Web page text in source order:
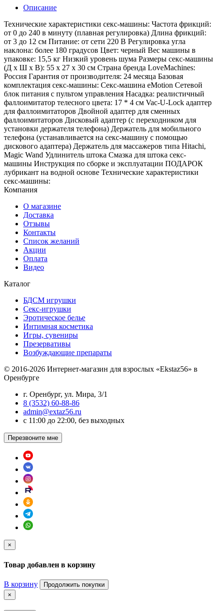
Описание
Технические характеристики секс-машины: Частота фрикций:
от 0 до 240 в минуту (плавная регулировка) Длина фрикций:
от 3 до 12 см Питание: от сети 220 В Регулировка угла
наклона: более 180 градусов Цвет: черный Вес машины в
упаковке: 15,5 кг Низкий уровень шума Размеры секс-машины
(Д х Ш х В): 55 x 27 x 30 см Страна бренда LoveMachines:
Россия Гарантия от производителя: 24 месяца Базовая
комплектация секс-машины: Секс-машина eMotion Сетевой
блок питания с пультом управления Насадка: реалистичный
фаллоимитатор телесного цвета: 17 * 4 см Vac-U-Lock адаптер
для фаллоимитаторов Двойной адаптер для сменных
фаллоимитаторов Дисковый адаптер (с переходником для
установки держателя телефона) Держатель для мобильного
телефона (устанавливается на секс-машину с помощью
дискового адаптера) Держатель для массажеров типа Hitachi,
Magic Wand Удлинитель штока Смазка для штока секс-
машины Инструкция по сборке и эксплуатации ПОДАРОК
лубрикант на водной основе Технические характеристики
секс-машины:
Компания
О магазине
Доставка
Отзывы
Контакты
Список желаний
Акции
Оплата
Видео
Каталог
БДСМ игрушки
Секс-игрушки
Эротическое белье
Интимная косметика
Игры, сувениры
Презервативы
Возбуждающие препараты
© 2016-2026 Интернет-магазин для взрослых «Ekstaz56» в
Оренбурге
г. Оренбург, ул. Мира, 3/1
8 (3532) 60-88-86
admin@extaz56.ru
c 11:00 до 22:00, без выходных
Перезвоните мне
×
Товар добавлен в корзину
В корзину
Продолжить покупки
×